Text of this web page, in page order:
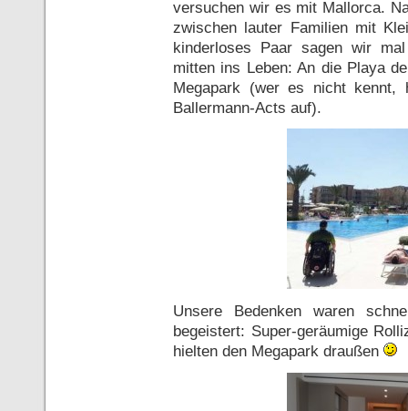
versuchen wir es mit Mallorca.
zwischen lauter Familien mit
kinderloses Paar sagen wir
mitten ins Leben: An die Playa
Megapark (wer es nicht kennt,
Ballermann-Acts auf).
Unsere Bedenken waren
begeistert: Super-geräumige
hielten den Megapark draußen